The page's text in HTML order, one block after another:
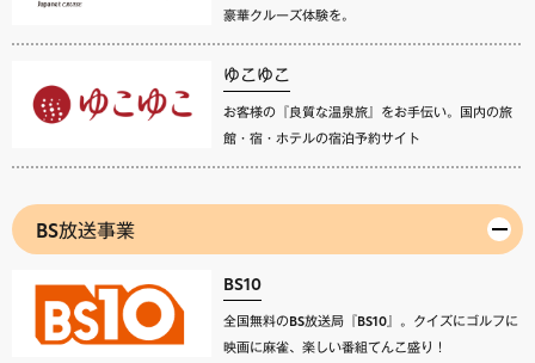
豪華クルーズ体験を。
ゆこゆこ
お客様の『良質な温泉旅』をお手伝い。国内の旅
館・宿・ホテルの宿泊予約サイト
BS放送事業
BS10
全国無料のBS放送局『BS10』。クイズにゴルフに
映画に麻雀、楽しい番組てんこ盛り！